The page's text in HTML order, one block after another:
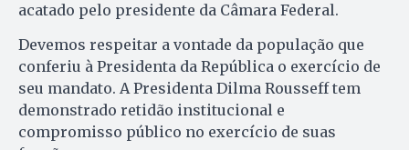
acatado pelo presidente da Câmara Federal.
Devemos respeitar a vontade da população que
conferiu à Presidenta da República o exercício de
seu mandato. A Presidenta Dilma Rousseff tem
demonstrado retidão institucional e
compromisso público no exercício de suas